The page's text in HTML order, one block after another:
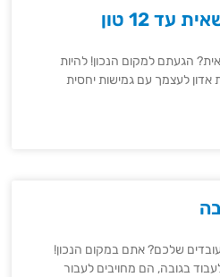
עד 12 טון
הגעתם למקום הנכון! להיות
אדון לעצמך עם גמישות יחסית
שלכם? אתם במקום הנכון!
בגובה, הם מחויבים לעבור